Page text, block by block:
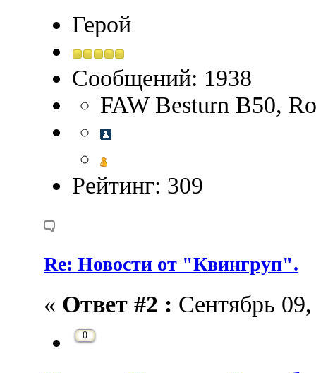
Герой
Сообщений: 1938
FAW Besturn B50,
Рейтинг: 309
Re: Новости от "Квингруп".
« Ответ #2 : Сентябрь
0